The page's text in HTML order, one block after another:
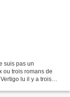
suis pas un
ou trois romans de
lu il y a trois